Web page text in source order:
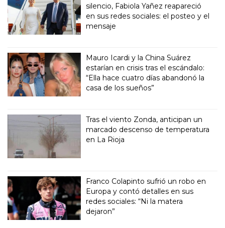
silencio, Fabiola Yañez reapareció
en sus redes sociales: el posteo y el
mensaje
Mauro Icardi y la China Suárez
estarían en crisis tras el escándalo:
“Ella hace cuatro días abandonó la
casa de los sueños”
Tras el viento Zonda, anticipan un
marcado descenso de temperatura
en La Rioja
Franco Colapinto sufrió un robo en
Europa y contó detalles en sus
redes sociales: “Ni la matera
dejaron”